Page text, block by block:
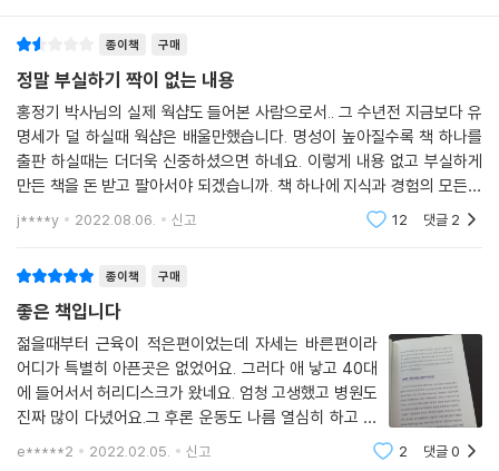
운동 부족이 보행장애로 이어진다
잘못된 습관이 다리와 발의 기형을 부른다
발의 유연성과 신경의 민감성이 중요하다
- 발과 발목 자가 진단법
발목 펴고 당기기
- 발과 발목의 경직 푸는 운동
발목으로 원 그리기 | 서서 발목 양옆으로 꺾기
바닥에 무릎 대고 앉았다 일어서기 | 크게 엎드려 발 들었다 내리기 | 의자
잡고 발목 들었다 내리기 | 의자 잡고 발목 펴고 앉았다 일어나기
PART 4 국내 최고의 스포츠의학 전문가가 풀어주는 통증 · 운동 Q&A
통증에 관한 궁금증
Q 1 오십견은 50대에만 오나요?
Q 2 오십견이 오면 되도록 어깨를 안 쓰는 게 좋나요?
뻣뻣해지는 게 바로 이런 이유다. 안 돌아가는 어깨관절의 일을 주변 관절
이 해야 하기 때문에 피로가 쌓이고, 나중에는 통증이 어느 부위에서 시작
되었는지도 모를 만큼 전반적인 통증에 시달리게 된다. 따라서 통증이 처
음 시작되었을 때 방치하지 말고 적극적으로 치료하는 것이 중요하다.
--- p.92, 「PART 3 ‘목 통증 오면 그다음은 어깨 통증’」 중에서
운동을 해서 근육을 강화하면 관절의 안정성이 높아진다. 하지만 잘못된
크게 움직이는 운동의 경우 무릎을 과도하게 밀어내는 동작을 반복하면 무
운동을 해야 한다. 그렇지 않으면 운동이 아니라 독이 될 수 있다.
--- p.191-192, 「PART 3 ‘무릎 통증을 부르는 잘못된 생활습관’」 중에서
골반은 인체의 직립과 보행에 핵심적인 기능을 담당하는 관절인 만큼 주변
관절에 큰 영향을 미친다. 위로는 척추 전체를 떠받치는 주춧돌 역할을 하
고 있어 골반이 틀어지면 허리에 통증이 생긴다. 이는 목과 턱의 문제로도
하면 어떻게 될까? 관절 주변에 염증이 생기거나 손상을 입어 통증이 더욱
심해진다.
이 모든 것의 근본적인 원인은 바로 관절을 타고난 본래의 운동 기능대로
사용하지 않거나 잘못된 방법으로 사용한 결과다. 따라서 통증을 없애려면
운동이 아니라 올바른 움직임을 되찾는 것이 먼저다. 그러려면 운동보다
‘움직임 리셋’이 필요하다. 이에 올바른 움직임을 회복하는 방법으로 홍정
기 박사는 ‘동적 스트레칭’을 제안한다. 자연스러운 움직임을 활용해 근육
의 경직을 풀어주고 관절의 가동 범위를 높이는 것이 가장 효과적이라는
잘못된 움직임이 바로잡힌다. 또 근육의 유연성이 되살아나며 근력이 강화
된다.
통증을 없애는 열쇠는 바로 잘못된 움직임을 바로잡는 데 있다. 이제 실행
에 옮길 차례다. 내 몸에 통증을 서서히 축적시키는 마사지, 근육 트레이닝,
필라테스 등을 당장 멈춰라! 대신 찾는 이가 많아 받고 싶어도 쉽게 받을 수
없던 홍정기 박사의 그 대단한 운동법을 담은 이 책을 펼쳐라. 평생 통증을
종이책 구매
정말 부실하기 짝이 없는 내용
홍정기 박사님의 실제 웍샵도 들어본 사람으로서.. 그 수년전 지금보다 유
명세가 덜 하실때 웍샵은 배울만했습니다. 명성이 높아질수록 책 하나를
출판 하실때는 더더욱 신중하셨으면 하네요. 이렇게 내용 없고 부실하게
만든 책을 돈 받고 팔아서야 되겠습니까. 책 하나에 지식과 경험의 모든것
을 다 넣을 수야 없겠지만 이건 그냥 누군가 대필해서 대충 쓴 책 같다는 생
각이 들만큼 실
j****y 2022.08.06. 신고 12 댓글 2
종이책 구매
좋은 책입니다
젊을때부터 근육이 적은편이었는데 자세는 바른편이라
어디가 특별히 아픈곳은 없었어요. 그러다 애 낳고 40대
에 들어서서 허리디스크가 왔네요. 엄청 고생했고 병원도
진짜 많이 다녔어요.그 후론 운동도 나름 열심히 하고 단
백질섭취도 신경쓰고 있네요.각 근육마다 역활이 있다는
e*****2 2022.02.05. 신고 2 댓글0